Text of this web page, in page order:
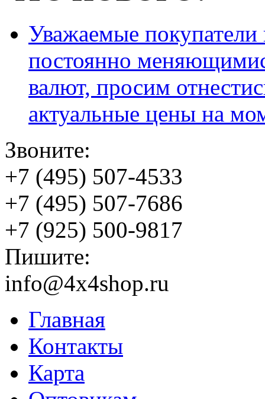
Уважаемые
постоянно
валют, просим
актуальные цены на
Звоните:
+7 (495) 507-4533
+7 (495) 507-7686
+7 (925) 500-9817
Пишите:
info@4x4shop.ru
Главная
Контакты
Карта